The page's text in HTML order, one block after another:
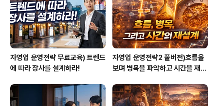
자영업 운영전략 무료교육) 트렌드
에 따라 장사를 설계하라!
자영업 운영전략2 풀버전)흐름을
보며 병목을 파악하고 시간을 재설